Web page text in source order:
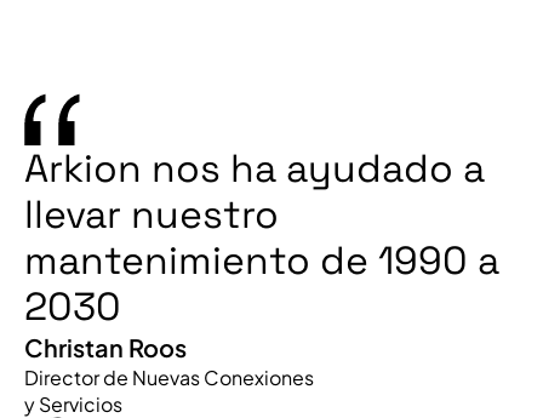
Arkion nos ha ayudado a
llevar nuestro
mantenimiento de 1990 a
2030
Christan Roos
Director de Nuevas Conexiones
y Servicios